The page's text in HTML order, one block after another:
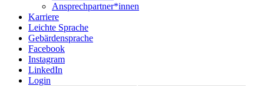
Ansprechpartner*innen
Karriere
Leichte Sprache
Gebärdensprache
Facebook
Instagram
LinkedIn
Login